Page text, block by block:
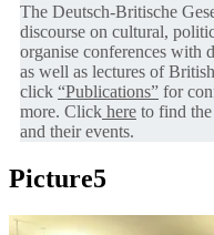
The Deutsch-Britische
discourse on cultural,
organise conferences with
as well as lectures of
click “Publications” for
more. Click here to find
and their events.
Picture5